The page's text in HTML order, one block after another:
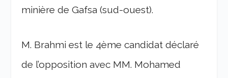
minière de Gafsa (sud-ouest).
M. Brahmi est le 4ème candidat déclaré
de l’opposition avec MM. Mohamed